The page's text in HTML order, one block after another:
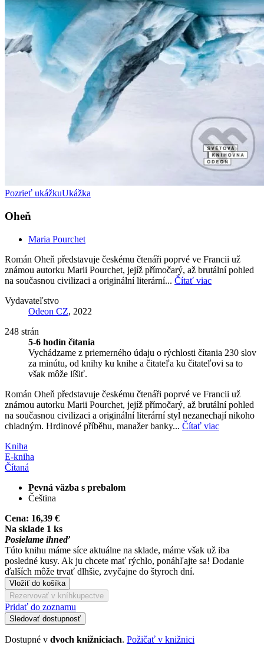
Pozrieť ukážkuUkážka
Oheň
Maria Pourchet
Román Oheň představuje českému čtenáři poprvé ve Francii už
známou autorku Marii Pourchet, jejíž přímočarý, až brutální pohled
na současnou civilizaci a originální literární... Čítať viac
Vydavateľstvo
Odeon CZ, 2022
248 strán
5-6 hodín čítania
Vychádzame z priemerného údaju o rýchlosti čítania 230 slov
za minútu, od knihy ku knihe a čitateľa ku čitateľovi sa to
však môže líšiť.
Román Oheň představuje českému čtenáři poprvé ve Francii už
známou autorku Marii Pourchet, jejíž přímočarý, až brutální pohled
na současnou civilizaci a originální literární styl nezanechají nikoho
chladným. Hrdinové příběhu, manažer banky... Čítať viac
Kniha
E-kniha
Čítaná
Pevná väzba s prebalom
Čeština
Cena: 16,39 €
Na sklade 1 ks
Posielame ihneď
Túto knihu máme síce aktuálne na sklade, máme však už iba
posledné kusy. Ak ju chcete mať rýchlo, ponáhľajte sa! Dodanie
ďalších môže trvať dlhšie, zvyčajne do štyroch dní.
Vložiť do košíka
Rezervovať v kníhkupectve
Pridať do zoznamu
Sledovať dostupnosť
Dostupné v dvoch knižniciach. Požičať v knižnici